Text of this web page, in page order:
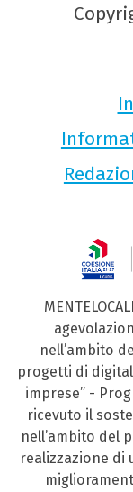
nell’ambito
progetti di
imprese” -
ricevuto il
nell’ambito del
realizzazione di